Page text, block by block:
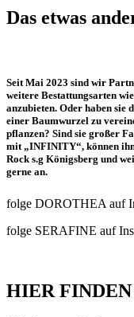
Das etwas
Seit Mai 2023 sind wir
weitere Bestattungsarten
anzubieten. Oder haben sie
einer Baumwurzel zu
pflanzen? Sind sie großer
mit „INFINITY“, können
Rock s.g Königsberg und
gerne an.
folge DOROTHEA auf
folge SERAFINE auf
HIER FINDEN